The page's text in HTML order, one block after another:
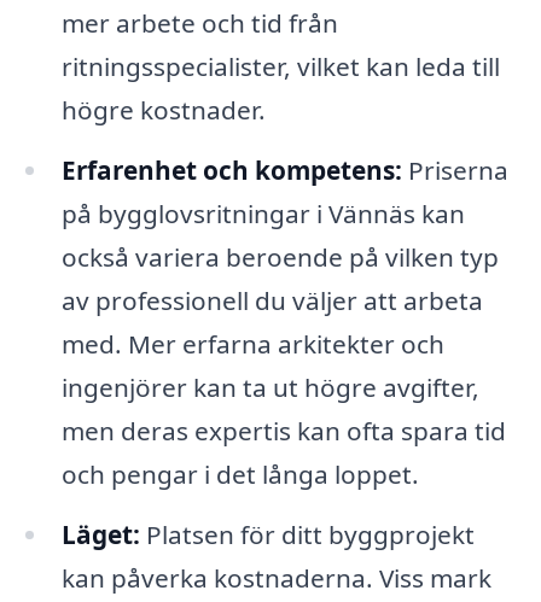
mer arbete och tid från
ritningsspecialister, vilket kan leda till
högre kostnader.
Erfarenhet och kompetens: Priserna
på bygglovsritningar i Vännäs kan
också variera beroende på vilken typ
av professionell du väljer att arbeta
med. Mer erfarna arkitekter och
ingenjörer kan ta ut högre avgifter,
men deras expertis kan ofta spara tid
och pengar i det långa loppet.
Läget: Platsen för ditt byggprojekt
kan påverka kostnaderna. Viss mark